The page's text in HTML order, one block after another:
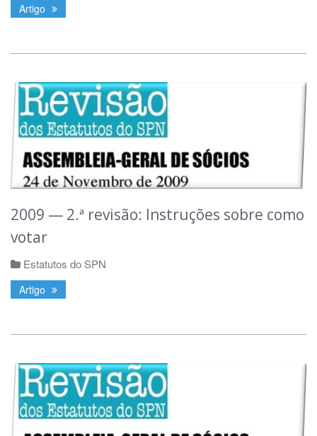
Artigo
2009 — 2.ª revisão: Instruções sobre como
votar
Estatutos do SPN
Artigo